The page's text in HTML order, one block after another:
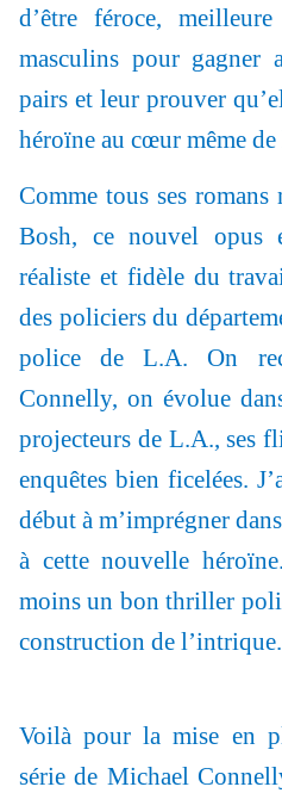
d’être féroce,
masculins pour gagner
pairs et leur prouver
héroïne au cœur même de
Comme tous ses
Bosh, ce nouvel opus
réaliste et fidèle du
des policiers du
police de L.A. On
Connelly, on évolue
projecteurs de L.A., ses
enquêtes bien ficelées.
début à m’imprégner
à cette nouvelle
moins un bon thriller
construction de l’intrique.
Voilà pour la mise en
série de Michael